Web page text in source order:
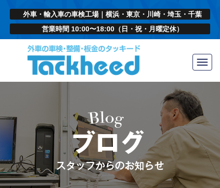
外車・輸入車の車検工場｜横浜・東京・川崎・埼玉・千葉
営業時間 10:00〜18:00（日・祝・月曜定休）